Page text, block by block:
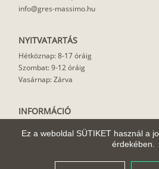
Ez a weboldal SÜTIKET használ a
érdekében.
info@gres-massimo.hu
NYITVATARTÁS
Hétköznap: 8-17 óráig
Szombat: 9-12 óráig
Vasárnap: Zárva
INFORMÁCIÓ
Felhasználási javaslat